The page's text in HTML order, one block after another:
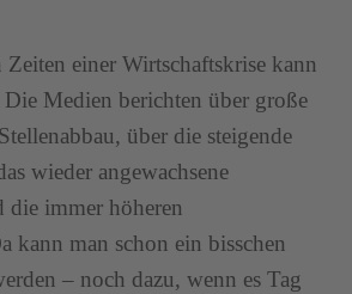
Zeiten einer Wirtschaftskrise kann
Medien berichten über große
über die steigende
wieder angewachsene
immer höheren
kann man schon ein bisschen
– noch dazu, wenn es Tag